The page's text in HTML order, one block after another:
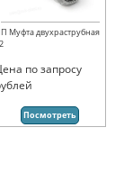
Муфта двухраструбная
по запросу
Посмотреть